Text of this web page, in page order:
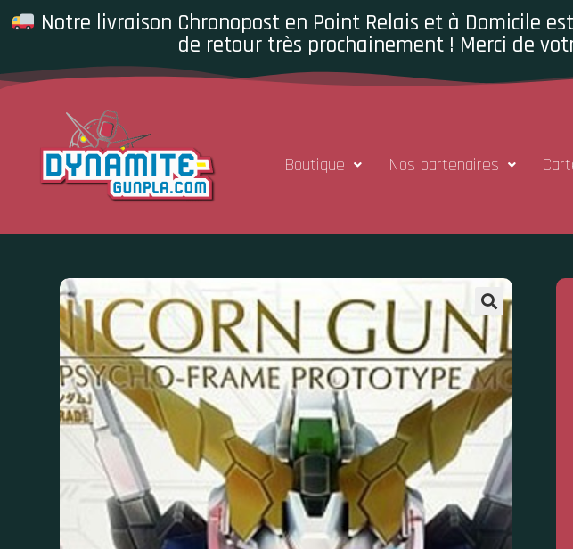
Notre livraison Chronopost en Point Relais et à Domicile
de retour très prochainement ! Merci de
Boutique Nos partenaires